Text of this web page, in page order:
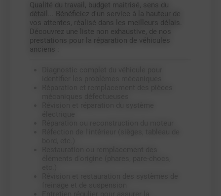
Qualité du travail, budget maitrisé, sens du
détail... Bénéficiez d'un service à la hauteur de
vos attentes, réalisé dans les meilleurs délais.
Découvrez une liste non exhaustive, de nos
prestations pour la réparation de véhicules
anciens :